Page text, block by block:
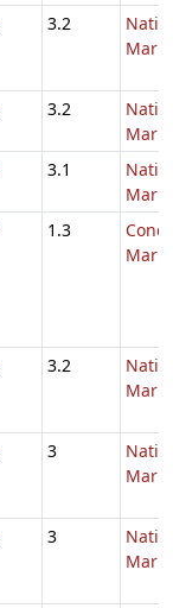
3.2
3.2
3.1
1.3
3.2
3
3